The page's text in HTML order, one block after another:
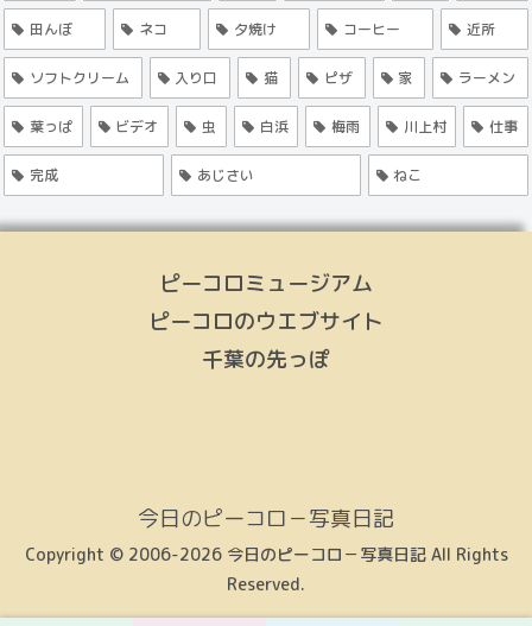
田んぼ ネコ 夕焼け コーヒー 近所
ソフトクリーム 入り口 猫 ピザ 家 ラーメン
葉っぱ ビデオ 虫 白浜 梅雨 川上村 仕事
完成 あじさい ねこ
ピーコロミュージアム
ピーコロのウエブサイト
千葉の先っぽ
今日のピーコロ－写真日記
Copyright © 2006-2026 今日のピーコロ－写真日記 All Rights
Reserved.